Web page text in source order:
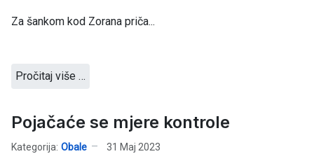
Za šankom kod Zorana priča...
Pročitaj više …
Pojačaće se mjere kontrole
Kategorija: Obale 31 Maj 2023